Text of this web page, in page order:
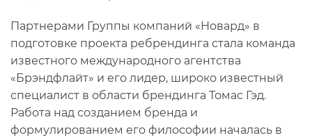
Партнерами Группы компаний «Новард» в
подготовке проекта ребрендинга стала команда
известного международного агентства
«Брэндфлайт» и его лидер, широко известный
специалист в области брендинга Томас Гэд.
Работа над созданием бренда и
формулированием его философии началась в